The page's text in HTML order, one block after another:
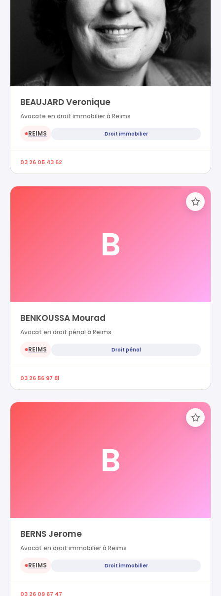
BEAUJARD Veronique
Avocate en droit immobilier à Reims
●REIMS Droit immobilier
03 26 05 43 62
B
BENKOUSSA Mourad
Avocat en droit pénal à Reims
●REIMS Droit pénal
03 26 56 97 81
B
BERNS Jerome
Avocat en droit immobilier à Reims
●REIMS Droit immobilier
03 26 09 67 47